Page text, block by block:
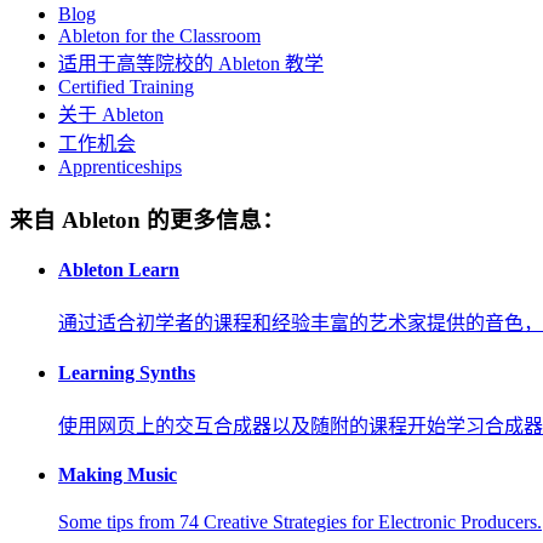
Blog
Ableton for the Classroom
适用于高等院校的 Ableton 教学
Certified Training
关于 Ableton
工作机会
Apprenticeships
来自 Ableton 的更多信息：
Ableton Learn
通过适合初学者的课程和经验丰富的艺术家提供的音色，
Learning Synths
使用网页上的交互合成器以及随附的课程开始学习合成器
Making Music
Some tips from 74 Creative Strategies for Electronic Producers.